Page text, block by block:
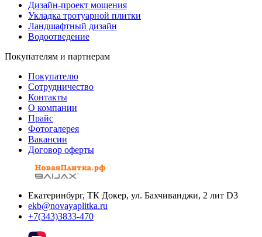
Дизайн-проект мощения
Укладка тротуарной плитки
Ландшафтный дизайн
Водоотведение
Покупателям и партнерам
Покупателю
Сотрудничество
Контакты
О компании
Прайс
Фотогалерея
Вакансии
Договор оферты
Екатеринбург, ТК Докер, ул. Бахчиванджи, 2 лит D3
ekb@novayaplitka.ru
+7(343)3833-470